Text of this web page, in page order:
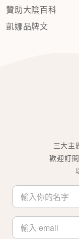
贊助大陰百科
凱娜品牌文
三大主
歡迎訂